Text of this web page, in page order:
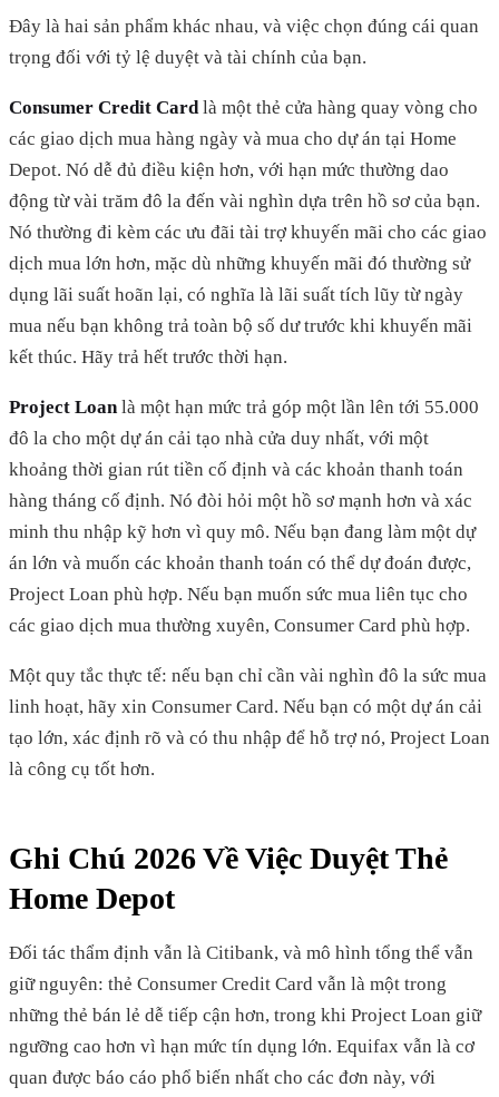
Đây là hai sản phẩm khác nhau, và việc chọn đúng cái quan
trọng đối với tỷ lệ duyệt và tài chính của bạn.
Consumer Credit Cardlà một thẻ cửa hàng quay vòng cho
các giao dịch mua hàng ngày và mua cho dự án tại Home
Depot. Nó dễ đủ điều kiện hơn, với hạn mức thường dao
động từ vài trăm đô la đến vài nghìn dựa trên hồ sơ của bạn.
Nó thường đi kèm các ưu đãi tài trợ khuyến mãi cho các giao
dịch mua lớn hơn, mặc dù những khuyến mãi đó thường sử
dụng lãi suất hoãn lại, có nghĩa là lãi suất tích lũy từ ngày
mua nếu bạn không trả toàn bộ số dư trước khi khuyến mãi
kết thúc. Hãy trả hết trước thời hạn.
Project Loanlà một hạn mức trả góp một lần lên tới 55.000
đô la cho một dự án cải tạo nhà cửa duy nhất, với một
khoảng thời gian rút tiền cố định và các khoản thanh toán
hàng tháng cố định. Nó đòi hỏi một hồ sơ mạnh hơn và xác
minh thu nhập kỹ hơn vì quy mô. Nếu bạn đang làm một dự
án lớn và muốn các khoản thanh toán có thể dự đoán được,
Project Loan phù hợp. Nếu bạn muốn sức mua liên tục cho
các giao dịch mua thường xuyên, Consumer Card phù hợp.
Một quy tắc thực tế: nếu bạn chỉ cần vài nghìn đô la sức mua
linh hoạt, hãy xin Consumer Card. Nếu bạn có một dự án cải
tạo lớn, xác định rõ và có thu nhập để hỗ trợ nó, Project Loan
là công cụ tốt hơn.
Ghi Chú 2026 Về Việc Duyệt Thẻ
Home Depot
Đối tác thẩm định vẫn là Citibank, và mô hình tổng thể vẫn
giữ nguyên: thẻ Consumer Credit Card vẫn là một trong
những thẻ bán lẻ dễ tiếp cận hơn, trong khi Project Loan giữ
ngưỡng cao hơn vì hạn mức tín dụng lớn. Equifax vẫn là cơ
quan được báo cáo phổ biến nhất cho các đơn này, với